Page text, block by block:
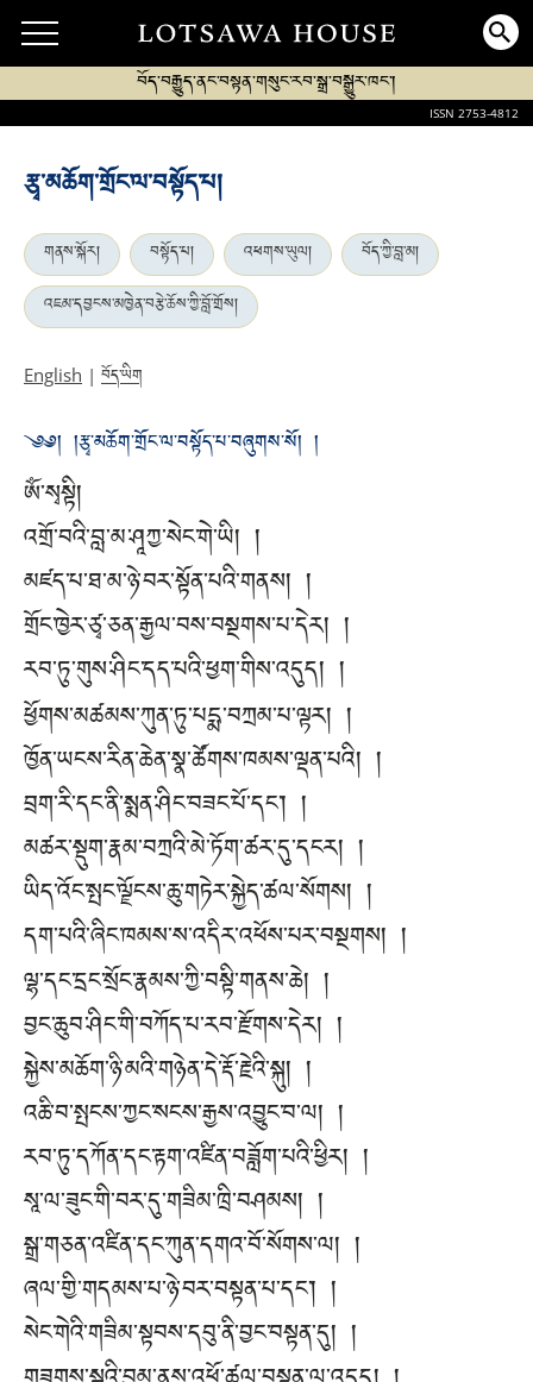
བོད་བརྒྱུད་ནང་བསྟན་གསུང་རབ་སྒྲ་བསྒྱུར་ཁང་།
ISSN 2753-4812
རྩྭ་མཆོག་གྲོང་ལ་བསྟོད་པ།
གནས་སྐོར། བསྟོད་པ། འཕགས་ཡུལ།
བོད་ཀྱི་བླ་མ།
འཇམ་དབྱངས་མཁྱེན་བརྩེ་ཆོས་ཀྱི་བློ་གྲོས།
English | བོད་ཡིག
༄༅། །རྩྭ་མཆོག་གྲོང་ལ་བསྟོད་པ་བཞུགས་སོ། །
ཨོཾ་སྭསྟི།
འགྲོ་བའི་བླ་མ་ཤཱཀྱ་སེང་གེ་ཡི། །
མཛད་པ་ཐ་མ་ཉེ་བར་སྟོན་པའི་གནས། །
གྲོང་ཁྱེར་ཙྭ་ཅན་རྒྱལ་བས་བསྔགས་པ་དེར། །
རབ་ཏུ་གུས་ཤིང་དད་པའི་ཕྱག་གིས་འདུད། །
ཕྱོགས་མཚམས་ཀུན་ཏུ་པདྨ་བཀྲམ་པ་ལྟར། །
ཁྱོན་ཡངས་རིན་ཆེན་སྣ་ཚོགས་ཁམས་ལྡན་པའི། །
བྲག་རི་དང་ནི་སྨན་ཤིང་བཟང་པོ་དང་། །
མཚར་སྡུག་རྣམ་བཀྲའི་མེ་ཏོག་ཚར་དུ་དངར། །
ཡིད་འོང་སྤང་ལྗོངས་ཆུ་གཏེར་སྐྱེད་ཚལ་སོགས། །
དག་པའི་ཞིང་ཁམས་ས་འདིར་འཕོས་པར་བསྔགས། །
ལྷ་དང་དྲང་སྲོང་རྣམས་ཀྱི་བསྟི་གནས་ཆེ། །
བྱང་ཆུབ་ཤིང་གི་བཀོད་པ་རབ་རྫོགས་དེར། །
སྐྱེས་མཆོག་ཉི་མའི་གཉེན་དེ་རྡོ་རྗེའི་སྐུ། །
འཆི་བ་སྤངས་ཀྱང་སངས་རྒྱས་འབྱུང་བ་ལ། །
རབ་ཏུ་དཀོན་དང་རྟག་འཛིན་བཟློག་པའི་ཕྱིར། །
སཱ་ལ་ཟུང་གི་བར་དུ་གཟིམ་ཁྲི་བཤམས། །
སྒྲ་གཅན་འཛིན་དང་ཀུན་དགའ་བོ་སོགས་ལ། །
ཞལ་གྱི་གདམས་པ་ཉེ་བར་བསྟན་པ་དང་། །
སེང་གེའི་གཟིམ་སྟབས་དབུ་ནི་བྱང་བསྟན་དུ། །